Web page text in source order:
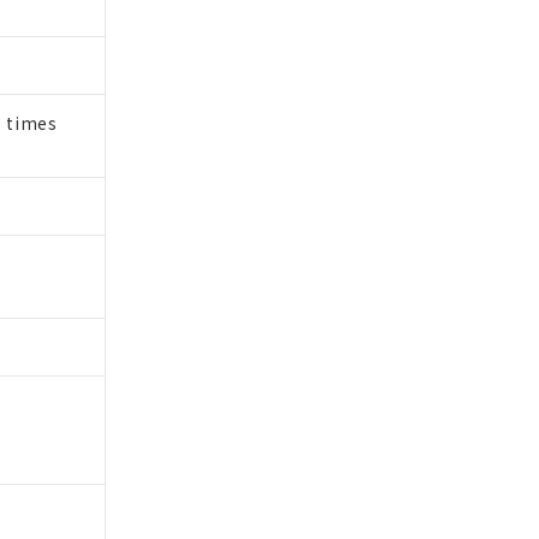
times
品に未対応品が
年1月12日よ